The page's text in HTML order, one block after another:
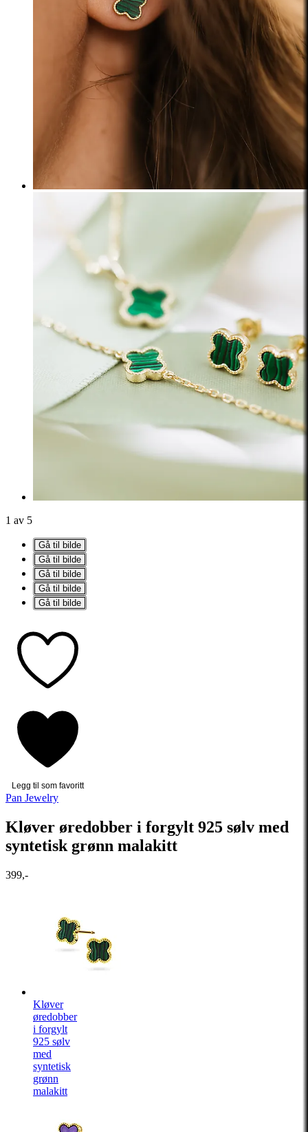
1 av 5
Gå til bilde
Gå til bilde
Gå til bilde
Gå til bilde
Gå til bilde
Legg til som favoritt
Pan Jewelry
Kløver øredobber i forgylt 925 sølv med
syntetisk grønn malakitt
399,-
Kløver
øredobber
i forgylt
925 sølv
med
syntetisk
grønn
malakitt